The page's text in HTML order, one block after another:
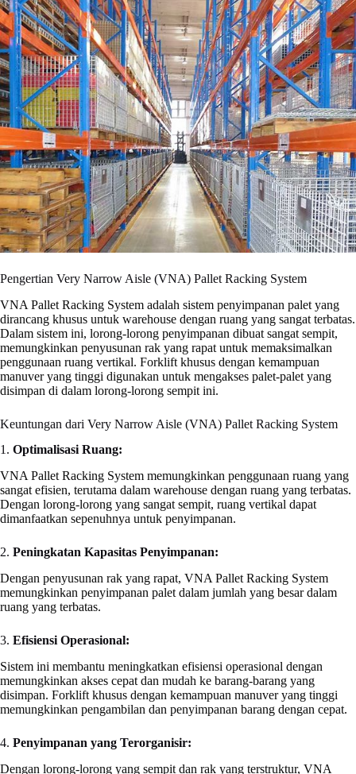
Pengertian Very Narrow Aisle (VNA) Pallet Racking System
VNA Pallet Racking System adalah sistem penyimpanan palet yang
dirancang khusus untuk warehouse dengan ruang yang sangat terbatas.
Dalam sistem ini, lorong-lorong penyimpanan dibuat sangat sempit,
memungkinkan penyusunan rak yang rapat untuk memaksimalkan
penggunaan ruang vertikal. Forklift khusus dengan kemampuan
manuver yang tinggi digunakan untuk mengakses palet-palet yang
disimpan di dalam lorong-lorong sempit ini.
Keuntungan dari Very Narrow Aisle (VNA) Pallet Racking System
1. Optimalisasi Ruang:
VNA Pallet Racking System memungkinkan penggunaan ruang yang
sangat efisien, terutama dalam warehouse dengan ruang yang terbatas.
Dengan lorong-lorong yang sangat sempit, ruang vertikal dapat
dimanfaatkan sepenuhnya untuk penyimpanan.
2. Peningkatan Kapasitas Penyimpanan:
Dengan penyusunan rak yang rapat, VNA Pallet Racking System
memungkinkan penyimpanan palet dalam jumlah yang besar dalam
ruang yang terbatas.
3. Efisiensi Operasional:
Sistem ini membantu meningkatkan efisiensi operasional dengan
memungkinkan akses cepat dan mudah ke barang-barang yang
disimpan. Forklift khusus dengan kemampuan manuver yang tinggi
memungkinkan pengambilan dan penyimpanan barang dengan cepat.
4. Penyimpanan yang Terorganisir:
Dengan lorong-lorong yang sempit dan rak yang terstruktur, VNA